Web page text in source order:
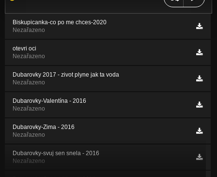
Biskupicanka-co po me chces-2020
Nezařazeno
otevri oci
Nezařazeno
Dubarovky 2017 - zivot plyne jak ta voda
Nezařazeno
Dubarovky-Valentína - 2016
Nezařazeno
Dubarovky-Zima - 2016
Nezařazeno
Dubarovky-svuj sen snela - 2016
Nezařazeno